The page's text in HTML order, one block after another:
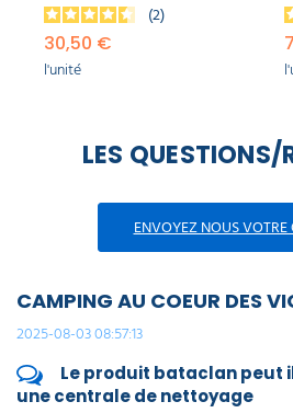
2
30,50 €
l'unité
LES QUESTIONS/
ENVOYEZ NOUS VOTRE
CAMPING AU COEUR DES
2025-08-03 08:57:13
Le produit bataclan peut
une centrale de nettoyage